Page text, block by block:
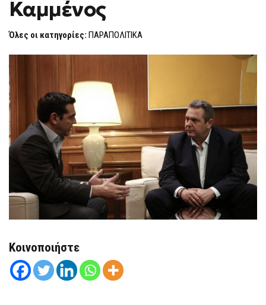
ΚΑΜΜΈΝΟΣ
Καμμένος
Όλες οι κατηγορίες: ΠΑΡΑΠΟΛΙΤΙΚΑ
Κοινοποιήστε